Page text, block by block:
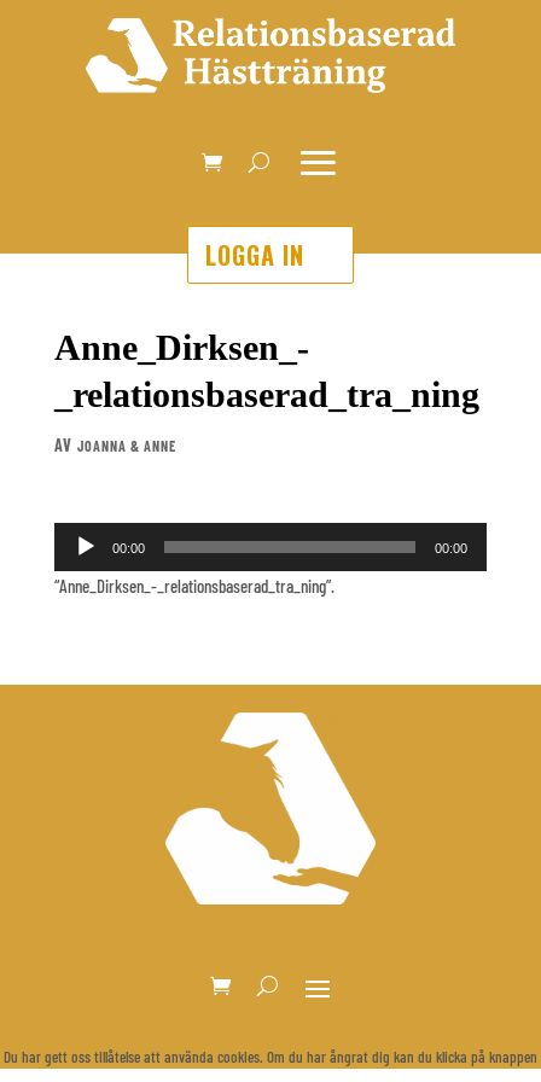
LOGGA IN
Anne_Dirksen_-
_relationsbaserad_tra_ning
AV JOANNA & ANNE
Ljudspelare
00:00 00:00
“Anne_Dirksen_-_relationsbaserad_tra_ning”.
Du har gett oss tillåtelse att använda cookies. Om du har ångrat dig kan du klicka på knappen